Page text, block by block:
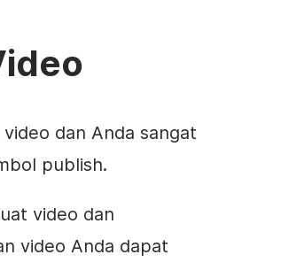
dan Anda sangat
publish.
video dan
video Anda dapat